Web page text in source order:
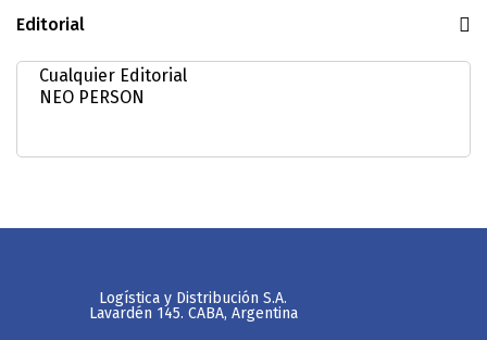
Editorial
Logística y Distribución S.A.
Lavardén 145. CABA, Argentina